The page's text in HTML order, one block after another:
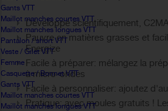
Gants VTT
Maillot manches courtes VTT
Maillot manches longues VTT
Pantalon / short VTT
Veste / Gilet VTT
Femme
Casquette / Bonnet VTT
Gants VTT
Maillot manches courtes VTT
Maillot manches longues VTT
Développé scientifiquement,
Pauvre en matières grasses et
Energize
Facile à préparer: mélangez la
à micro-ondes
Facile à personnaliser: ajoutez
Pratique: avec moules gratuits !